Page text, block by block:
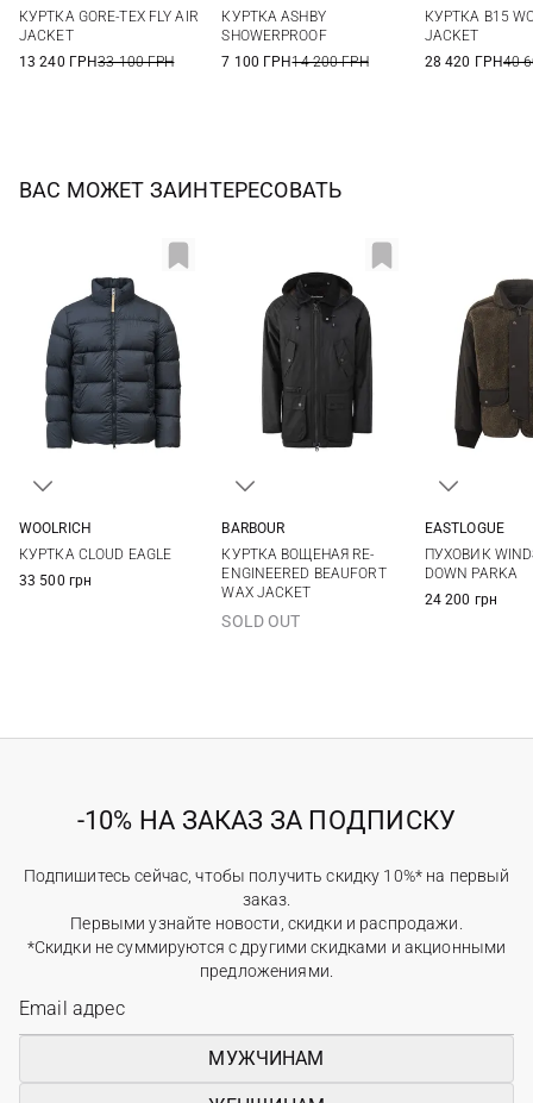
КУРТКА GORE-TEX FLY AIR
JACKET
13 240 ГРН33 100 ГРН
КУРТКА ASHBY
SHOWERPROOF
7 100 ГРН14 200 ГРН
КУРТКА B15
JACKET
28 420 ГРН40
ВАС МОЖЕТ ЗАИНТЕРЕСОВАТЬ
WOOLRICH
КУРТКА CLOUD EAGLE
33 500 грн
BARBOUR
КУРТКА ВОЩЕНАЯ RE-
ENGINEERED BEAUFORT
WAX JACKET
SOLD OUT
EASTLOGUE
ПУХОВИК
DOWN PARKA
24 200 грн
-10% НА ЗАКАЗ ЗА ПОДПИСКУ
Подпишитесь сейчас, чтобы получить скидку 10%* на первый
заказ.
Первыми узнайте новости, скидки и распродажи.
*Скидки не суммируются с другими скидками и акционными
предложениями.
МУЖЧИНАМ